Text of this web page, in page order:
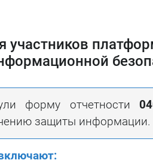
участников
форму отчетности
защиты информации.